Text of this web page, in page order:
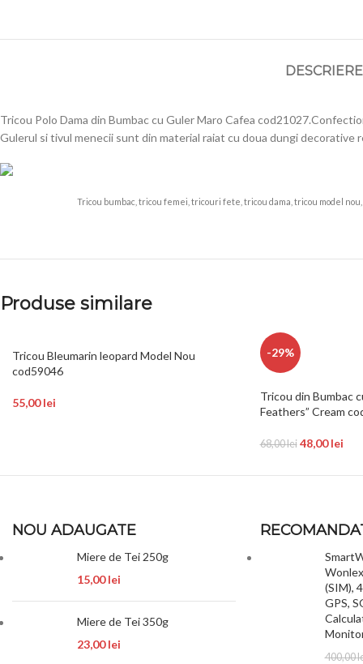
DESCRIERE
Tricou Polo Dama din Bumbac cu Guler Maro Cafea
Gulerul si tivul menecii sunt din material raiat cu doua dungi
Tricou bumbac, tricou femei, tricouri fete, tricou dama, tricou model
Produse similare
Tricou Bleumarin leopard Model Nou
cod59046
55,00lei
-29%
Tricou din Bumbac
Feathers” Cream
68,00lei 48,00lei
NOU ADAUGATE
Miere de Tei 250g
15,00lei
Miere de Tei 350g
23,00lei
(SIM),
GPS,
400,00